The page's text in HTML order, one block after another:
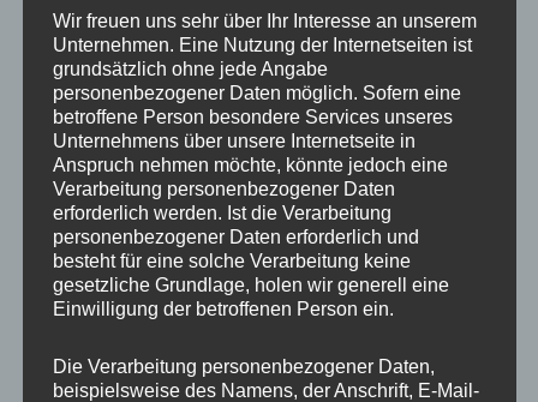
Wir freuen uns sehr über Ihr Interesse an unserem
Unternehmen. Eine Nutzung der Internetseiten ist
grundsätzlich ohne jede Angabe
personenbezogener Daten möglich. Sofern eine
betroffene Person besondere Services unseres
Unternehmens über unsere Internetseite in
Anspruch nehmen möchte, könnte jedoch eine
Verarbeitung personenbezogener Daten
erforderlich werden. Ist die Verarbeitung
personenbezogener Daten erforderlich und
besteht für eine solche Verarbeitung keine
gesetzliche Grundlage, holen wir generell eine
Einwilligung der betroffenen Person ein.
Die Verarbeitung personenbezogener Daten,
beispielsweise des Namens, der Anschrift, E-Mail-